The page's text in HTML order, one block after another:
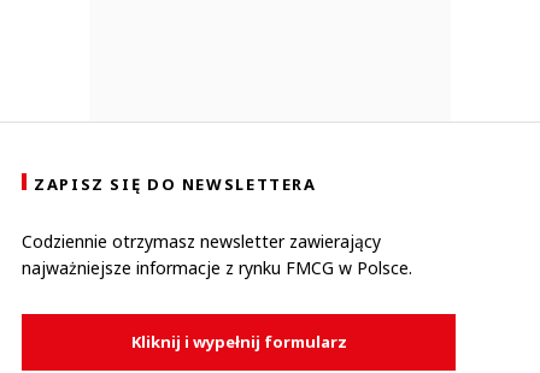
ZAPISZ SIĘ DO NEWSLETTERA
Codziennie otrzymasz newsletter zawierający
najważniejsze informacje z rynku FMCG w Polsce.
Kliknij i wypełnij formularz